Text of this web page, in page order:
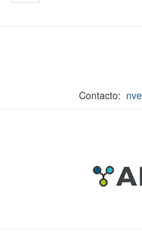
Contacto: